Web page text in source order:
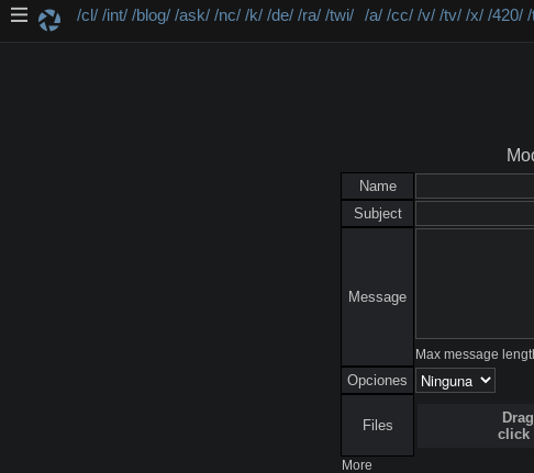
/cl/ /int/ /blog/ /ask/ /nc/ /k/ /de/ /ra/ /twi/ /a/ /cc/ /v/ /tv/ /x/ /420/
Name
Subject
Message
Max message
Opciones
Files
click
More